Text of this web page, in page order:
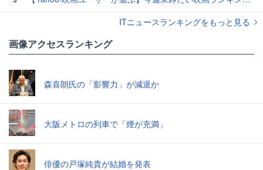
ITニュースランキングをもっと見る
画像アクセスランキング
森喜朗氏の「影響力」が減退か
大阪メトロの列車で「煙が充満」
俳優の戸塚純貴が結婚を発表